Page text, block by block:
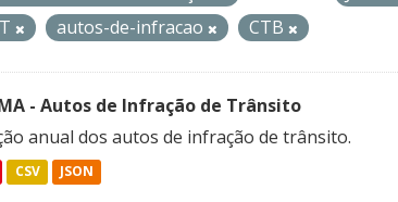
autos-de-infracao CTB
- Autos de Infração de Trânsito
anual dos autos de infração de trânsito.
CSV JSON